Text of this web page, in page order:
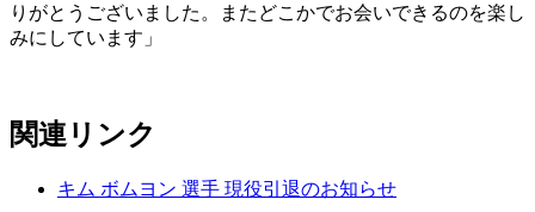
りがとうございました。またどこかでお会いできるのを楽し
みにしています」
関連リンク
キム ボムヨン 選手 現役引退のお知らせ